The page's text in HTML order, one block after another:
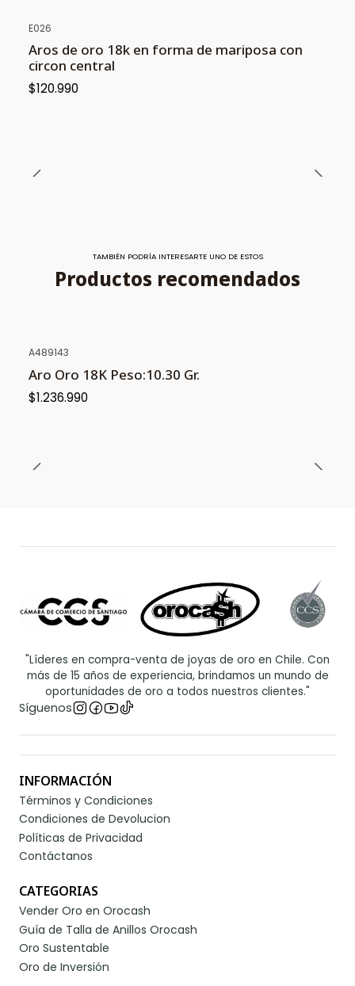
E026
Aros de oro 18k en forma de mariposa con
circon central
$120.990
TAMBIÉN PODRÍA INTERESARTE UNO DE ESTOS
Productos recomendados
A489143
Aro Oro 18K Peso:10.30 Gr.
$1.236.990
"Líderes en compra-venta de joyas de oro en Chile. Con
más de 15 años de experiencia, brindamos un mundo de
oportunidades de oro a todos nuestros clientes."
Síguenos
INFORMACIÓN
Términos y Condiciones
Condiciones de Devolucion
Políticas de Privacidad
Contáctanos
CATEGORIAS
Vender Oro en Orocash
Guía de Talla de Anillos Orocash
Oro Sustentable
Oro de Inversión